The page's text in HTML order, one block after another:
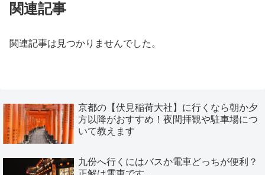
関連記事
関連記事は見つかりませんでした。
京都の【伏見稲荷大社】に行くなら朝か夕
方以降がおすすめ！夜間拝観や駐車場につ
いて教えます
九份へ行くにはバスか電車どっちが便利？